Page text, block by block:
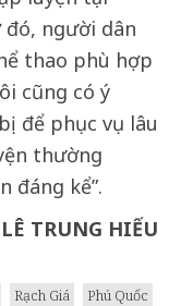
đó, người dân
thao phù hợp
cũng có ý
để phục vụ lâu
thường
đáng kể”.
LÊ TRUNG HIẾU
Rạch Giá
Phú Quốc